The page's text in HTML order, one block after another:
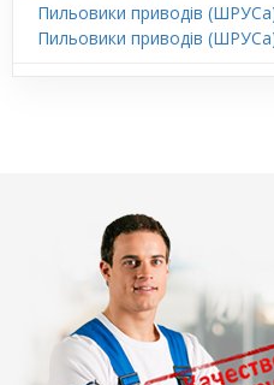
Пильовики приводів
Пильовики приводів